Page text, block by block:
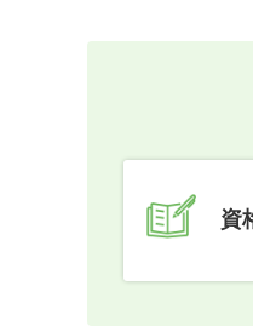
資